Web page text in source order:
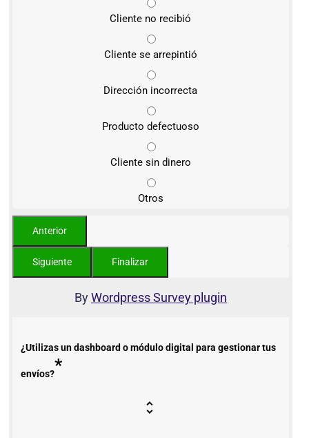
Cliente no recibió
Cliente se arrepintió
Dirección incorrecta
Producto defectuoso
Cliente sin dinero
Otros
ByWordpress Survey plugin
¿Utilizas un dashboard o módulo digital para gestionar tus
envíos?*